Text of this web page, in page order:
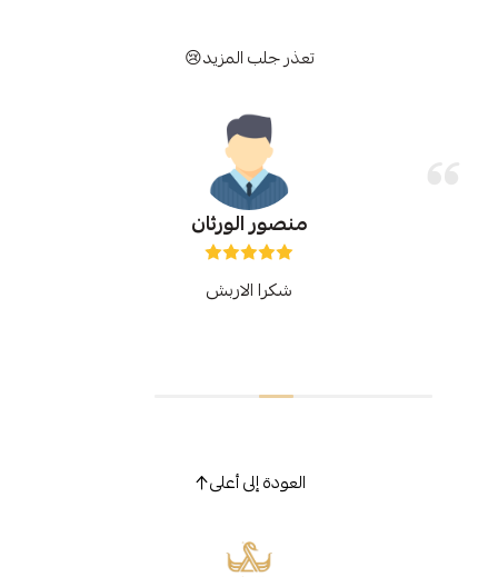
تعذر جلب المزيد😢
منصور الورثان
شكرا الاربش
العودة إلى أعلى